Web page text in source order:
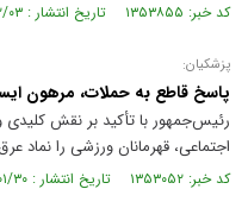
کد خبر: ۱۳۵۳۸۵۵ تاریخ انتشار : ۱۴۰۵/۰۲/۰۳
پزشکیان:
پاسخ قاطع به حملات، مرهون
رئیس‌جمهور با تأکید بر نقش
اجتماعی، قهرمانان ورزشی را نماد
کد خبر: ۱۳۵۳۰۵۲ تاریخ انتشار : ۱۴۰۵/۰۱/۳۰